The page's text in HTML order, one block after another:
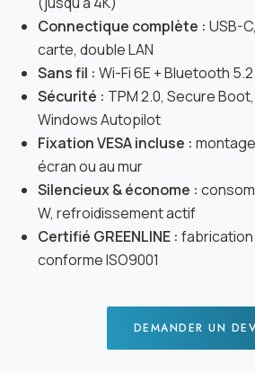
Connectique complète : USB-
carte, double LAN
Sans fil : Wi-Fi 6E + Bluetooth 5.2
Sécurité : TPM 2.0, Secure
Windows Autopilot
Fixation VESA incluse :
écran ou au mur
Silencieux & économe :
W, refroidissement actif
Certifié GREENLINE :
conforme ISO9001
DEMANDER UN